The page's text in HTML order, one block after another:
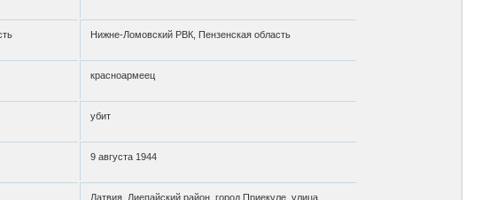
Нижне-Ломовский РВК, Пензенская область
красноармеец
убит
9 августа 1944
Латвия, Лиепайский район, город Приекуле, улица